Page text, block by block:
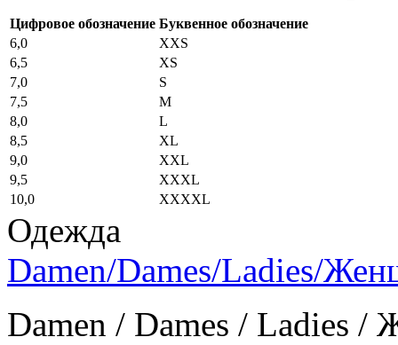
Цифровое обозначение Буквенное обозначение
6,0
XXS
6,5
XS
7,0
S
7,5
M
8,0
L
8,5
XL
9,0
XXL
9,5
XXXL
10,0
XXXXL
Одежда
Damen/Dames/Ladies/
Damen / Dames / Ladies